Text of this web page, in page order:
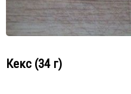
Кекс (34 г)